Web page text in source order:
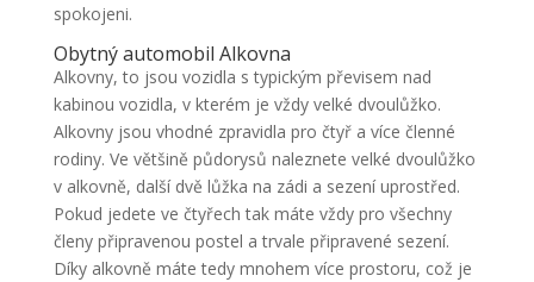
spokojeni.
Obytný automobil Alkovna
Alkovny, to jsou vozidla s typickým převisem nad
kabinou vozidla, v kterém je vždy velké dvoulůžko.
Alkovny jsou vhodné zpravidla pro čtyř a více členné
rodiny. Ve většině půdorysů naleznete velké dvoulůžko
v alkovně, další dvě lůžka na zádi a sezení uprostřed.
Pokud jedete ve čtyřech tak máte vždy pro všechny
členy připravenou postel a trvale připravené sezení.
Díky alkovně máte tedy mnohem více prostoru, což je